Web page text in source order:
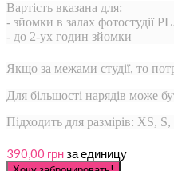
Вартість вказана для:
- зйомки в залах фотостудії
- до 2-ух годин зйомки
Якщо за межами студії, то
Для більшості нарядів може
Підходить для размірів: XS,
390,00 грнза единицу